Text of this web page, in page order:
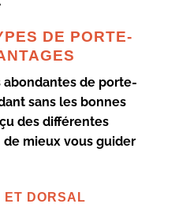
DE PORTE-
de porte-
sans les bonnes
des différentes
mieux vous guider
ET DORSAL